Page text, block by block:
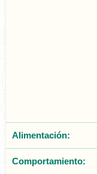
Alimentación:
Comportamiento: